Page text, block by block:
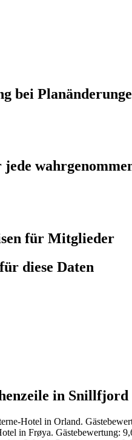
bei
für Mitglieder
diese Daten
in
Hotel in Orland.
in Frøya. Gästebewertung: